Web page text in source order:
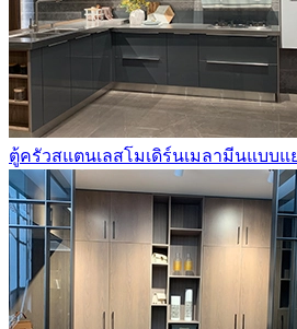
ตู้ครัวสแตนเลสโมเดิร์นเมลามีนแบบแ